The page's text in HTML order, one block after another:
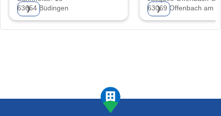
63654 Büdingen
❯
63069 Offenbach am
❯